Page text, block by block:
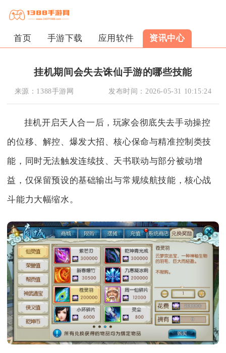
首页 手游下载 应用软件 资讯中心
挂机期间会失去诛仙手游的哪些技能
来源： 1388手游网 发布时间： 2026-05-31 10:15:24
挂机开启天人合一后，玩家会彻底失去手动操控
的位移、解控、爆发大招、核心保命与精准控制类技
能，同时无法触发连续技、天书联动与部分被动增
益，仅保留预设的基础输出与常规续航技能，核心战
斗能力大幅缩水。